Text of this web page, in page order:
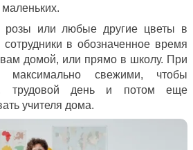
розы или любые другие цветы в
в обозначенное время
вам домой, или прямо в школу. При
максимально свежими, чтобы
трудовой день и потом еще
учителя дома.